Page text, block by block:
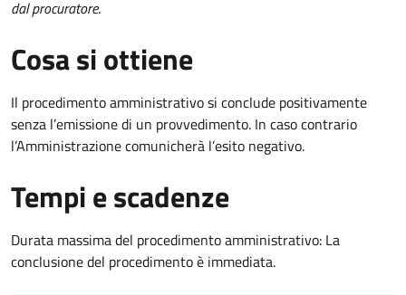
dal procuratore.
Cosa si ottiene
Il procedimento amministrativo si conclude positivamente
senza l’emissione di un provvedimento. In caso contrario
l’Amministrazione comunicherà l’esito negativo.
Tempi e scadenze
Durata massima del procedimento amministrativo: La
conclusione del procedimento è immediata.